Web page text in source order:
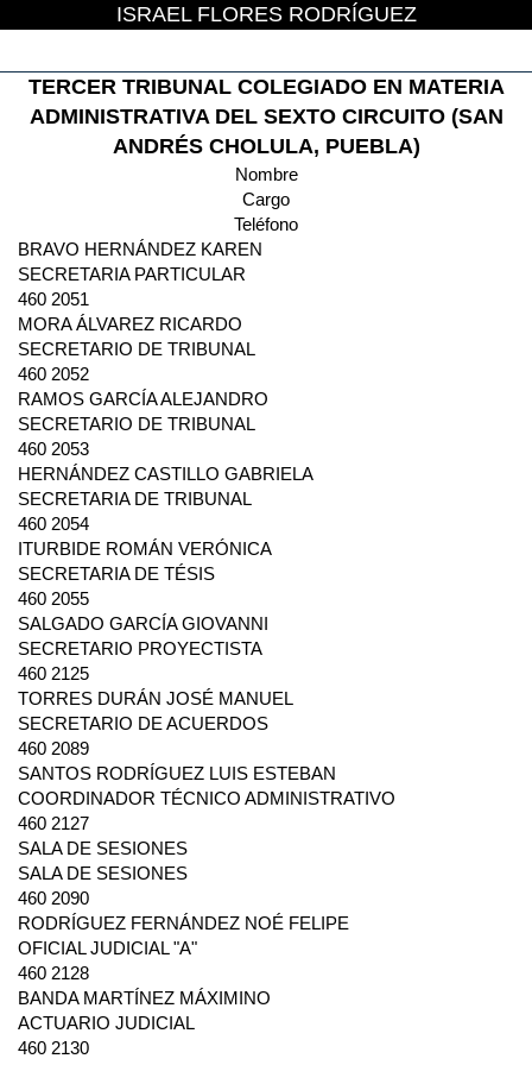
ISRAEL FLORES RODRÍGUEZ
TERCER TRIBUNAL COLEGIADO EN MATERIA
ADMINISTRATIVA DEL SEXTO CIRCUITO (SAN
ANDRÉS CHOLULA, PUEBLA)
Nombre
Cargo
Teléfono
BRAVO HERNÁNDEZ KAREN
SECRETARIA PARTICULAR
460 2051
MORA ÁLVAREZ RICARDO
SECRETARIO DE TRIBUNAL
460 2052
RAMOS GARCÍA ALEJANDRO
SECRETARIO DE TRIBUNAL
460 2053
HERNÁNDEZ CASTILLO GABRIELA
SECRETARIA DE TRIBUNAL
460 2054
ITURBIDE ROMÁN VERÓNICA
SECRETARIA DE TÉSIS
460 2055
SALGADO GARCÍA GIOVANNI
SECRETARIO PROYECTISTA
460 2125
TORRES DURÁN JOSÉ MANUEL
SECRETARIO DE ACUERDOS
460 2089
SANTOS RODRÍGUEZ LUIS ESTEBAN
COORDINADOR TÉCNICO ADMINISTRATIVO
460 2127
SALA DE SESIONES
SALA DE SESIONES
460 2090
RODRÍGUEZ FERNÁNDEZ NOÉ FELIPE
OFICIAL JUDICIAL "A"
460 2128
BANDA MARTÍNEZ MÁXIMINO
ACTUARIO JUDICIAL
460 2130